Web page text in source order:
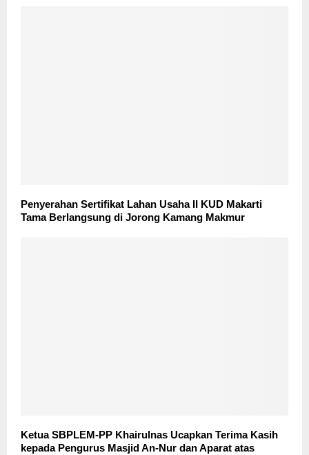
Penyerahan Sertifikat Lahan Usaha II KUD Makarti
Tama Berlangsung di Jorong Kamang Makmur
Ketua SBPLEM-PP Khairulnas Ucapkan Terima Kasih
kepada Pengurus Masjid An-Nur dan Aparat atas